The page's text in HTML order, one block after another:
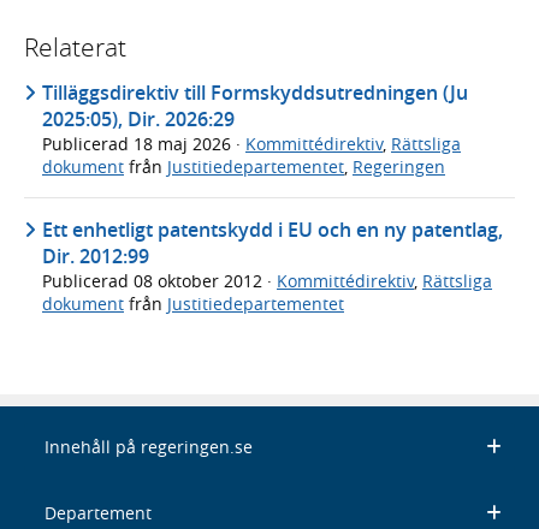
Relaterat
Tilläggsdirektiv till Formskyddsutredningen (Ju
2025:05), Dir. 2026:29
Publicerad 18 maj 2026 · Kommittédirektiv, Rättsliga
dokument från Justitiedepartementet, Regeringen
Ett enhetligt patentskydd i EU och en ny patentlag,
Dir. 2012:99
Publicerad 08 oktober 2012 · Kommittédirektiv, Rättsliga
dokument från Justitiedepartementet
Innehåll på regeringen.se
Departement